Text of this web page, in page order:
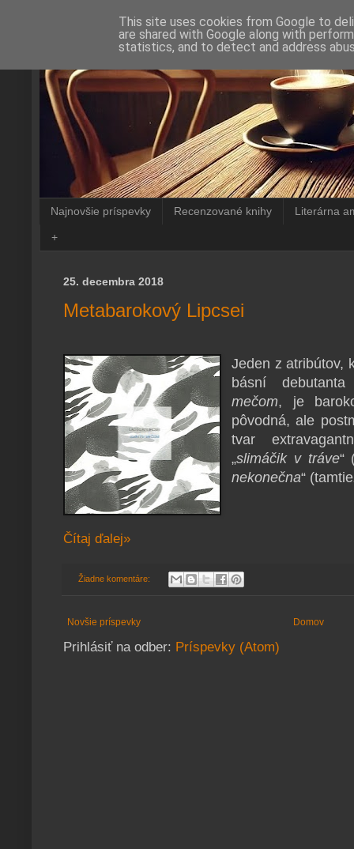
Najnovšie príspevky Recenzované knihy Literárna
+
25. decembra 2018
Metabarokový Lipcsei
Jeden z atribútov,
básní
mečom, je
pôvodná, ale
tvar
„slimáčik v tráve“
nekonečna“
Čítaj ďalej»
Žiadne komentáre:
Novšie príspevky Domov
Prihlásiť na odber: Príspevky (Atom)
This site uses cookies from Google to
are shared with Google along with
statistics, and to detect and address